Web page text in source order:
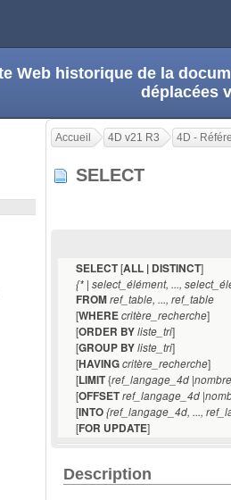
Web historique de la
déplacées
Accueil 4D v21 R3 4D -
SELECT
SELECT[ALL | DISTINCT]
{* | select_élément, ...,
FROMref_table, ..., ref_table
[WHEREcritère_recherche]
[ORDER BYliste_tri]
[GROUP BYliste_tri]
[HAVINGcritère_recherche]
[LIMIT{ref_langage_4d |
[OFFSETref_langage_4d |
[INTO{ref_langage_4d, ...,
[FOR UPDATE]
Description